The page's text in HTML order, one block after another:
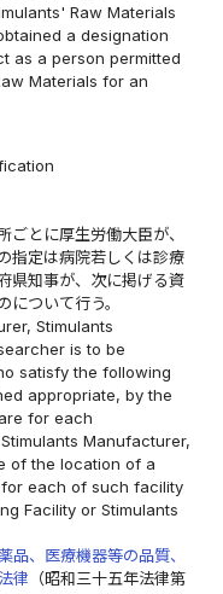
Raw Materials
a designation
as a person permitted
Materials for an
ごとに厚生労働大臣が、
指定は病院若しくは診療
県知事が、次に掲げる資
ついて行う。
Stimulants
is to be
satisfy the following
appropriate, by the
for each
Manufacturer,
of the location of a
each of such facility
Facility or Stimulants
品、医療機器等の品質、
律 （昭和三十五年法律第